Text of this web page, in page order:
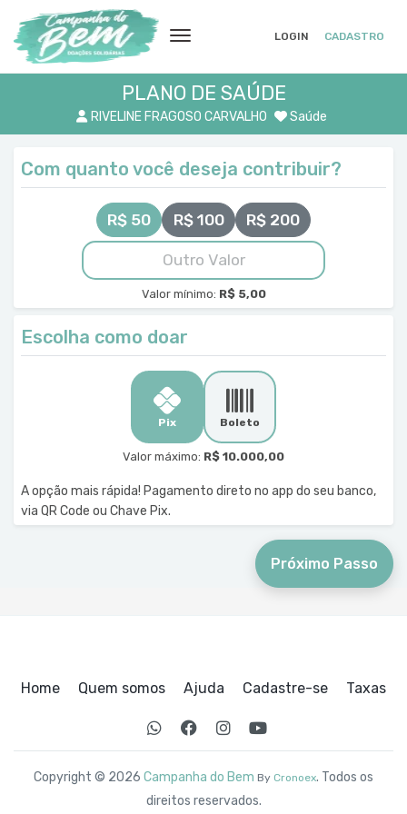
LOGIN CADASTRO
PLANO DE SAÚDE
RIVELINE FRAGOSO CARVALHO Saúde
Com quanto você deseja contribuir?
R$ 50 R$ 100 R$ 200
Valor mínimo: R$ 5,00
Escolha como doar
Pix Boleto
Valor máximo: R$ 10.000,00
A opção mais rápida! Pagamento direto no app do seu banco,
via QR Code ou Chave Pix.
Próximo Passo
Home Quem somos Ajuda Cadastre-se Taxas
Copyright © 2026 Campanha do Bem By Cronoex. Todos os
direitos reservados.